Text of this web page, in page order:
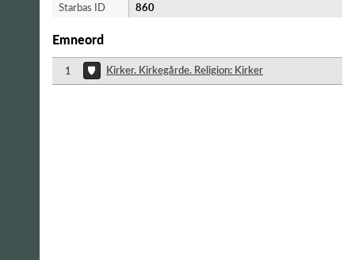
Starbas ID
860
Emneord
1 Kirker. Kirkegårde. Religion: Kirker